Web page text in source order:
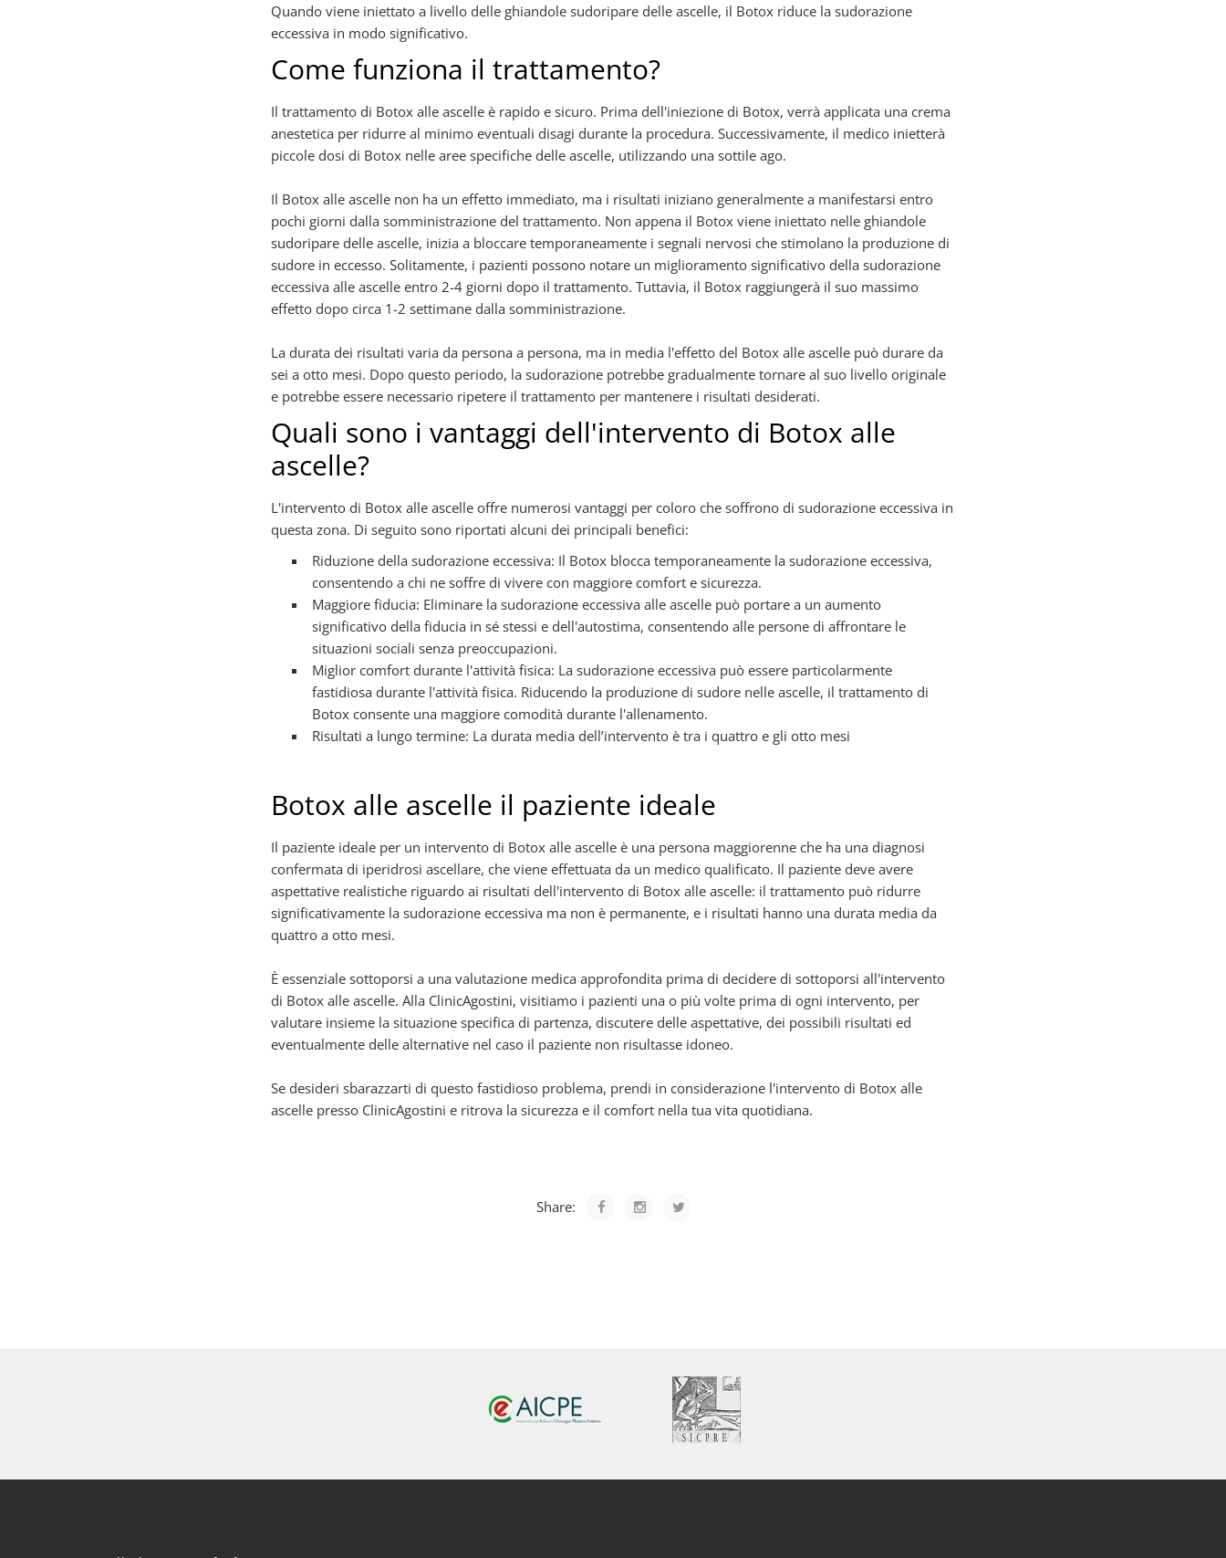
Quando viene iniettato a livello delle ghiandole sudoripare delle ascelle, il Botox riduce la sudorazione
eccessiva in modo significativo.
Come funziona il trattamento?
Il trattamento di Botox alle ascelle è rapido e sicuro. Prima dell'iniezione di Botox, verrà applicata una crema
anestetica per ridurre al minimo eventuali disagi durante la procedura. Successivamente, il medico inietterà
piccole dosi di Botox nelle aree specifiche delle ascelle, utilizzando una sottile ago.
Il Botox alle ascelle non ha un effetto immediato, ma i risultati iniziano generalmente a manifestarsi entro
pochi giorni dalla somministrazione del trattamento. Non appena il Botox viene iniettato nelle ghiandole
sudoripare delle ascelle, inizia a bloccare temporaneamente i segnali nervosi che stimolano la produzione di
sudore in eccesso. Solitamente, i pazienti possono notare un miglioramento significativo della sudorazione
eccessiva alle ascelle entro 2-4 giorni dopo il trattamento. Tuttavia, il Botox raggiungerà il suo massimo
effetto dopo circa 1-2 settimane dalla somministrazione.
La durata dei risultati varia da persona a persona, ma in media l'effetto del Botox alle ascelle può durare da
sei a otto mesi. Dopo questo periodo, la sudorazione potrebbe gradualmente tornare al suo livello originale
e potrebbe essere necessario ripetere il trattamento per mantenere i risultati desiderati.
Quali sono i vantaggi dell'intervento di Botox alle
ascelle?
L'intervento di Botox alle ascelle offre numerosi vantaggi per coloro che soffrono di sudorazione eccessiva in
questa zona. Di seguito sono riportati alcuni dei principali benefici:
Riduzione della sudorazione eccessiva: Il Botox blocca temporaneamente la sudorazione eccessiva,
consentendo a chi ne soffre di vivere con maggiore comfort e sicurezza.
Maggiore fiducia: Eliminare la sudorazione eccessiva alle ascelle può portare a un aumento
significativo della fiducia in sé stessi e dell'autostima, consentendo alle persone di affrontare le
situazioni sociali senza preoccupazioni.
Miglior comfort durante l'attività fisica: La sudorazione eccessiva può essere particolarmente
fastidiosa durante l'attività fisica. Riducendo la produzione di sudore nelle ascelle, il trattamento di
Botox consente una maggiore comodità durante l'allenamento.
Risultati a lungo termine: La durata media dell’intervento è tra i quattro e gli otto mesi
Botox alle ascelle il paziente ideale
Il paziente ideale per un intervento di Botox alle ascelle è una persona maggiorenne che ha una diagnosi
confermata di iperidrosi ascellare, che viene effettuata da un medico qualificato. Il paziente deve avere
aspettative realistiche riguardo ai risultati dell'intervento di Botox alle ascelle: il trattamento può ridurre
significativamente la sudorazione eccessiva ma non è permanente, e i risultati hanno una durata media da
quattro a otto mesi.
È essenziale sottoporsi a una valutazione medica approfondita prima di decidere di sottoporsi all'intervento
di Botox alle ascelle. Alla ClinicAgostini, visitiamo i pazienti una o più volte prima di ogni intervento, per
valutare insieme la situazione specifica di partenza, discutere delle aspettative, dei possibili risultati ed
eventualmente delle alternative nel caso il paziente non risultasse idoneo.
Se desideri sbarazzarti di questo fastidioso problema, prendi in considerazione l'intervento di Botox alle
ascelle presso ClinicAgostini e ritrova la sicurezza e il comfort nella tua vita quotidiana.
Share: